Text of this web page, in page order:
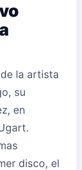
de la artista
su
en
disco, el